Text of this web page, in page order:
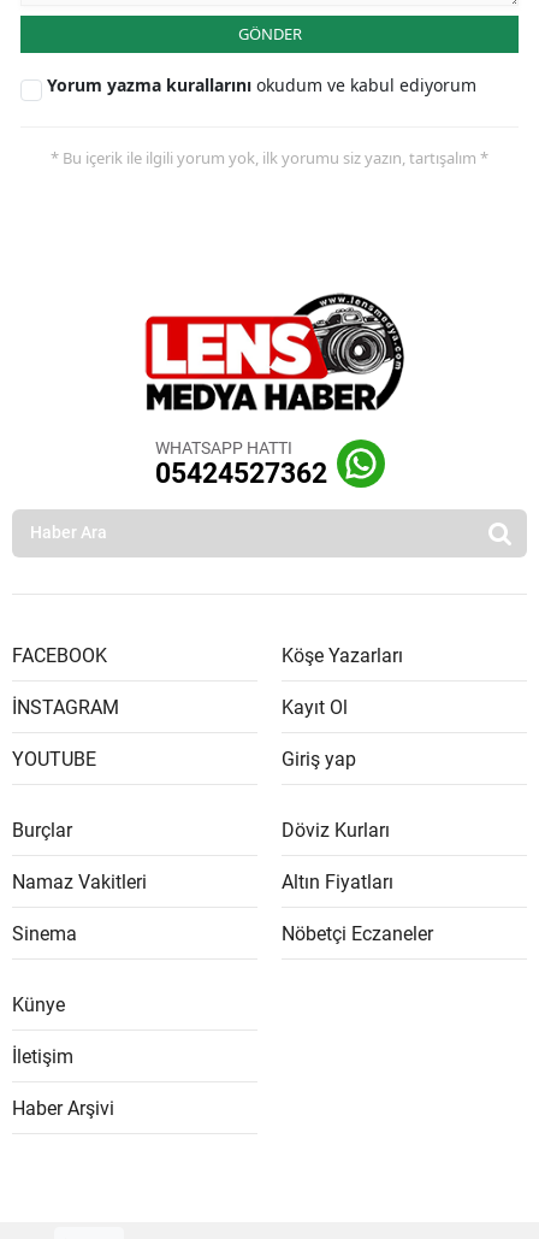
GÖNDER
Yorum yazma kurallarını okudum ve kabul ediyorum
* Bu içerik ile ilgili yorum yok, ilk yorumu siz yazın, tartışalım *
WHATSAPP HATTI
05424527362
FACEBOOK
İNSTAGRAM
YOUTUBE
Köşe Yazarları
Kayıt Ol
Giriş yap
Burçlar
Namaz Vakitleri
Sinema
Döviz Kurları
Altın Fiyatları
Nöbetçi Eczaneler
Künye
İletişim
Haber Arşivi